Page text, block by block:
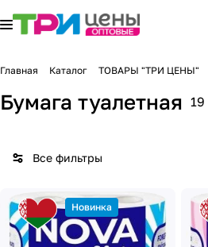
Главная Каталог ТОВАРЫ "ТРИ ЦЕНЫ"
Бумага туалетная 19
Все фильтры
Новинка